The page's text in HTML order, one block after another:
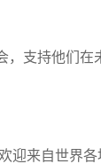
支持他们在
来自世界